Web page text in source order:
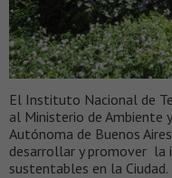
El Instituto Nacional de
al Ministerio de Ambiente
Autónoma de Buenos
desarrollar y promover la
sustentables en la Ciudad.